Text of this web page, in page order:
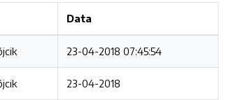
Data
23-04-2018 07:45:54
23-04-2018